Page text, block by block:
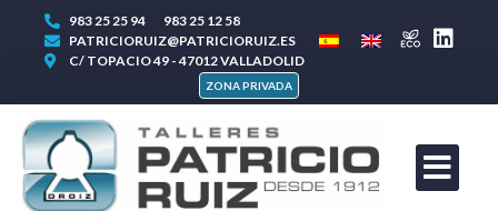
983 25 25 94
983 25 12 58
PATRICIORUIZ@PATRICIORUIZ.ES
C/ TOPACIO 49 - 47012 VALLADOLID
ZONA PRIVADA